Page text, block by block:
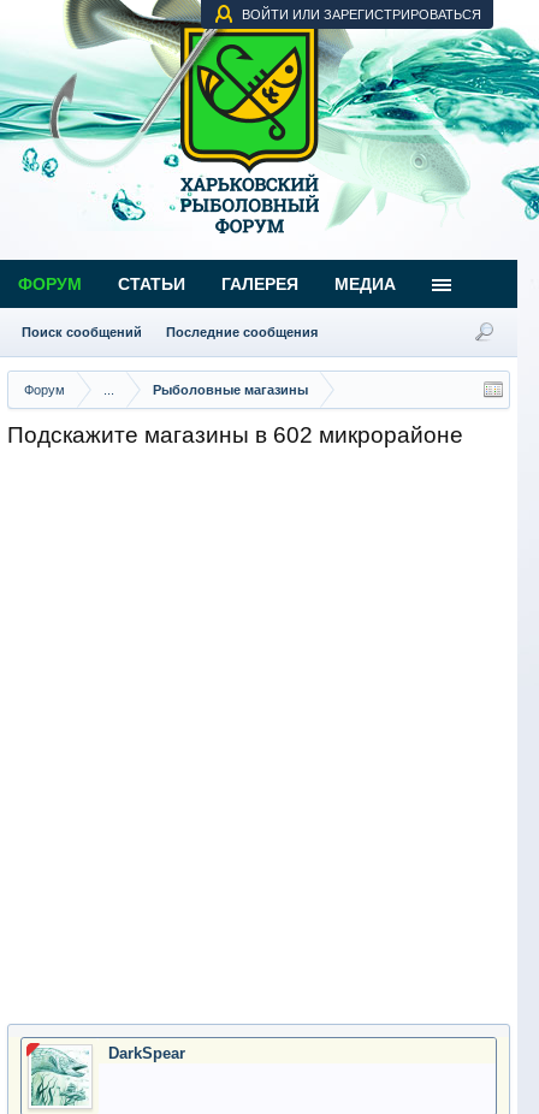
ВОЙТИ ИЛИ ЗАРЕГИСТРИРОВАТЬСЯ
Форум Рыболовные магазины
Подскажите магазины в 602 микрорайоне
DarkSpear
ФОРУМ
Поиск сообщений Последние сообщения
СТАТЬИ ГАЛЕРЕЯ МЕДИА